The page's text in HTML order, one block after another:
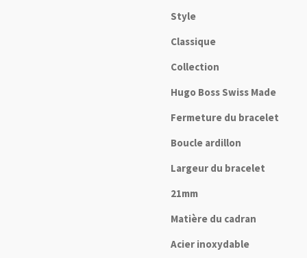
Style
Classique
Collection
Hugo Boss Swiss Made
Fermeture du bracelet
Boucle ardillon
Largeur du bracelet
21mm
Matière du cadran
Acier inoxydable